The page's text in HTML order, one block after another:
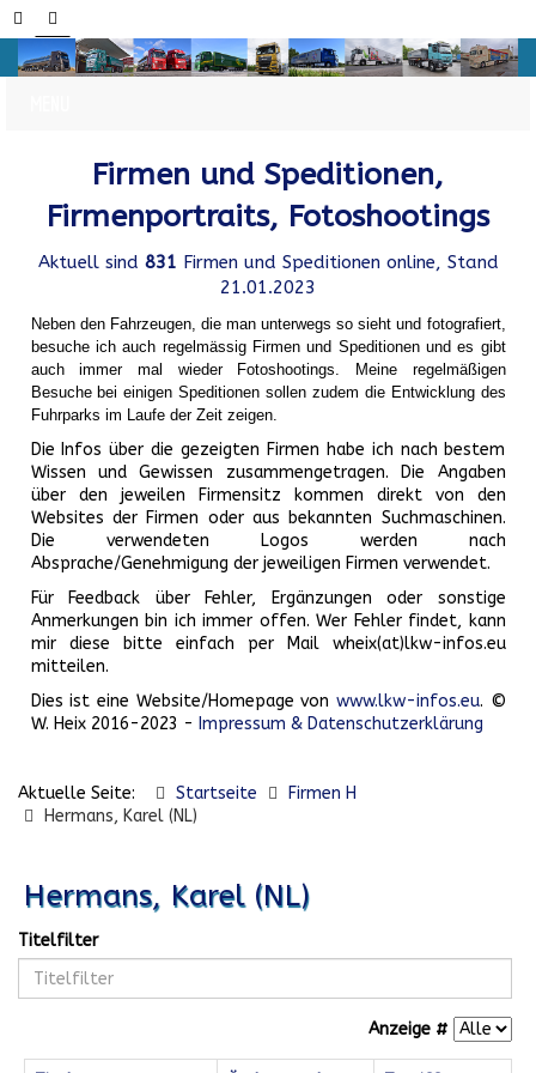
Firmen und Speditionen,
Firmenportraits, Fotoshootings
Aktuell sind 831 Firmen und Speditionen online, Stand
21.01.2023
Neben den Fahrzeugen, die man unterwegs so sieht und fotografiert,
besuche ich auch regelmässig Firmen und Speditionen und es gibt
auch immer mal wieder Fotoshootings.
Meine regelmäßigen
Besuche bei einigen Speditionen sollen zudem die Entwicklung des
Fuhrparks im Laufe der Zeit zeigen.
Die Infos über die gezeigten Firmen habe ich nach bestem
Wissen und Gewissen zusammengetragen. Die Angaben
über den jeweilen Firmensitz kommen direkt von den
Websites der Firmen oder aus bekannten Suchmaschinen.
Die verwendeten Logos werden nach
Absprache/Genehmigung der jeweiligen Firmen verwendet.
Für Feedback über Fehler, Ergänzungen oder sonstige
Anmerkungen bin ich immer offen. Wer Fehler findet, kann
mir diese bitte einfach per Mail wheix(at)lkw-infos.eu
mitteilen.
Dies ist eine Website/Homepage von www.lkw-infos.eu. ©
W. Heix 2016-2023 - Impressum & Datenschutzerklärung
Aktuelle Seite: Startseite
Firmen H
Hermans, Karel (NL)
Hermans, Karel (NL)
Titelfilter
Anzeige #